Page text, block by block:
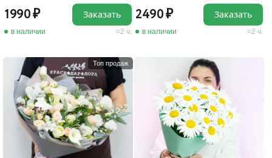
1990
в наличии 2 ч.
Заказать 2490
в наличии 2 ч.
Заказать
Топ продаж